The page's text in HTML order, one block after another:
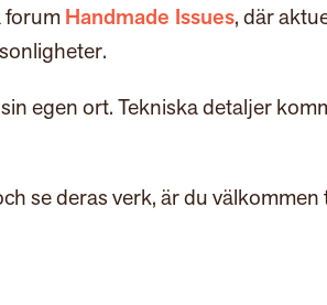
forumHandmade Issues, där
egen ort. Tekniska detaljer
se deras verk, är du välkommen